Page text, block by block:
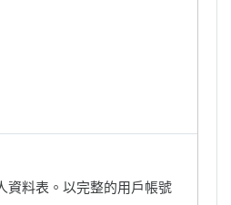
資料表。以完整的用戶帳號